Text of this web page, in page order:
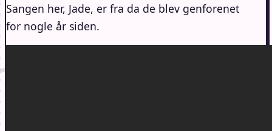
Sangen her, Jade, er fra da de blev genforenet
for nogle år siden.